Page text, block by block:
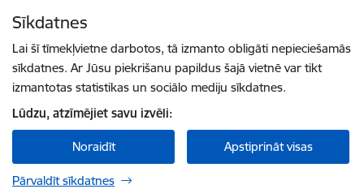
Sīkdatnes
Lai šī tīmekļvietne darbotos, tā izmanto obligāti nepieciešamās
sīkdatnes. Ar Jūsu piekrišanu papildus šajā vietnē var tikt
izmantotas statistikas un sociālo mediju sīkdatnes.
Lūdzu, atzīmējiet savu izvēli:
Noraidīt Apstiprināt visas
Pārvaldīt sīkdatnes